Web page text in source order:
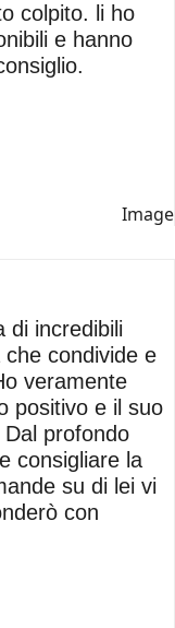
colpito. li ho
e hanno
di incredibili
condivide e
veramente
positivo e il suo
profondo
consigliare la
su di lei vi
con